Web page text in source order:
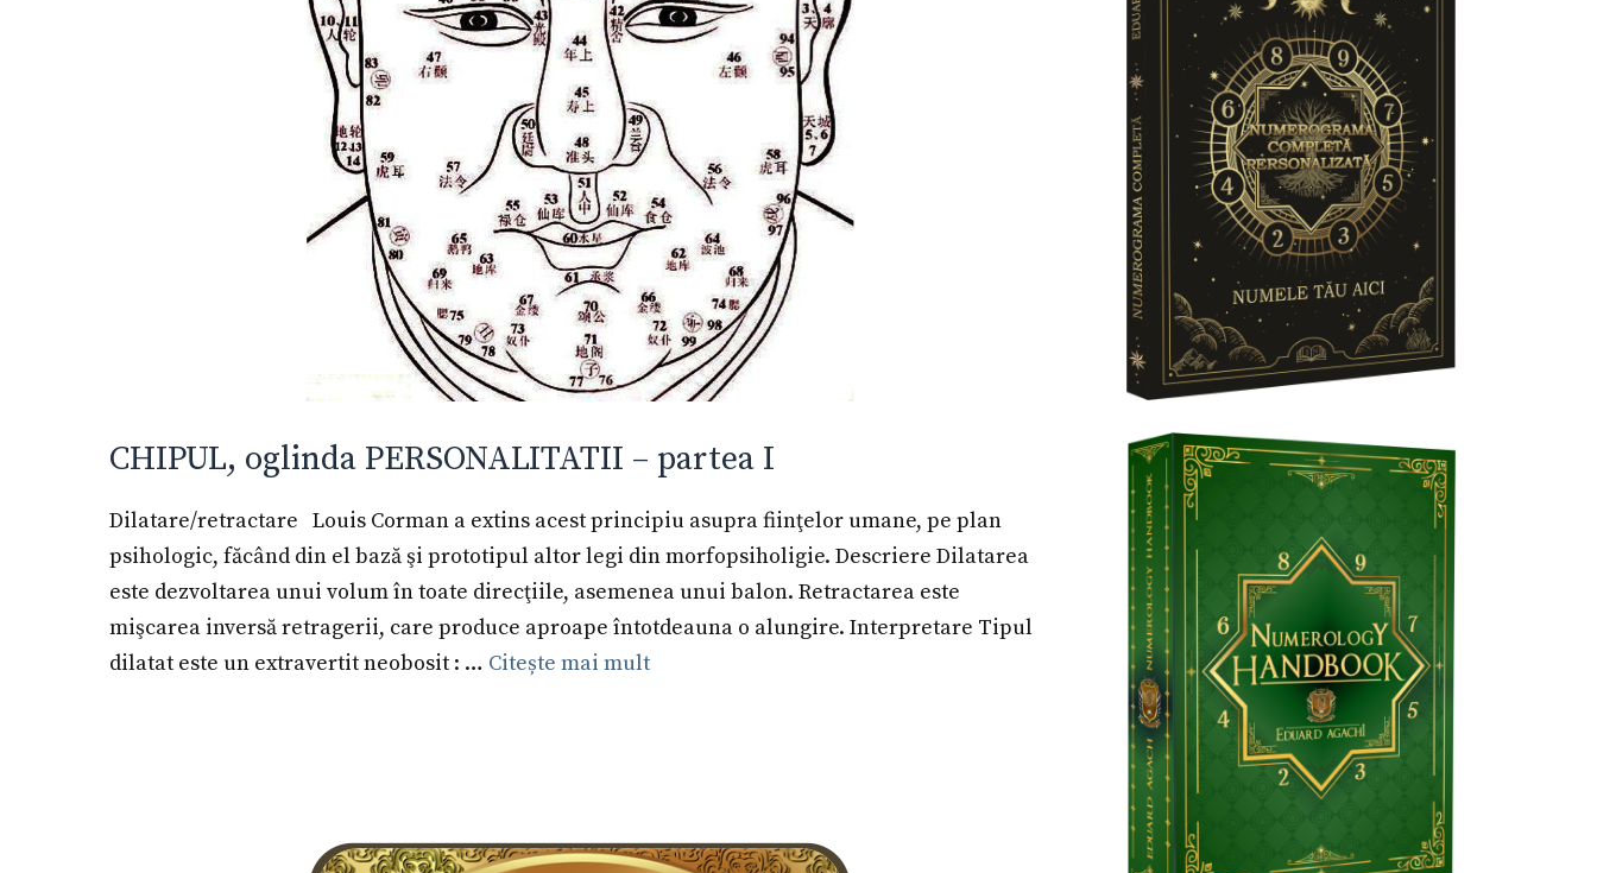
CHIPUL, oglinda PERSONALITATII – partea I
Dilatare/retractare Louis Corman a extins acest principiu asupra fiinţelor umane, pe plan
psihologic, făcând din el bază şi prototipul altor legi din morfopsiholigie. Descriere Dilatarea
este dezvoltarea unui volum în toate direcţiile, asemenea unui balon. Retractarea este
mişcarea inversă retragerii, care produce aproape întotdeauna o alungire. Interpretare Tipul
dilatat este un extravertit neobosit : … Citește mai mult